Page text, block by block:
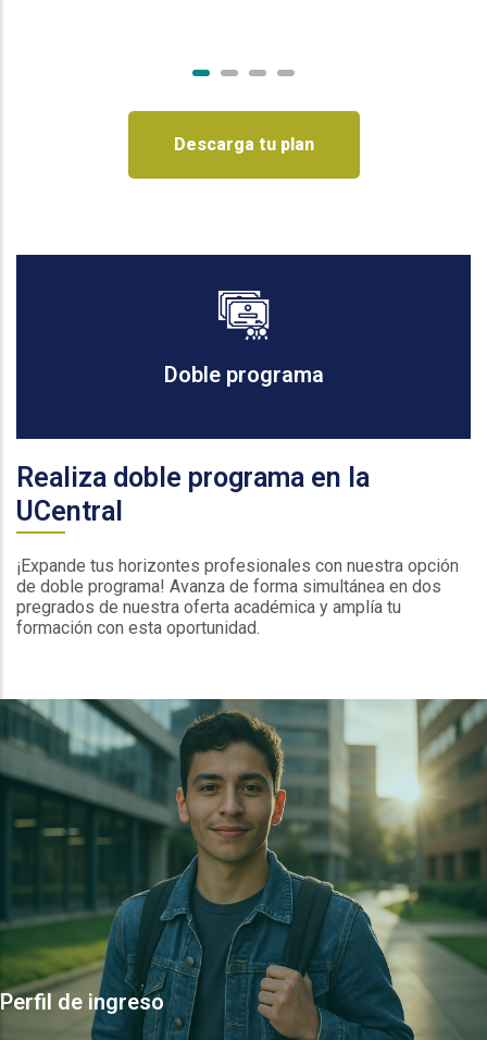
Descarga tu plan
Doble programa
Realiza doble programa en la
UCentral
¡Expande tus horizontes profesionales con nuestra opción
de doble programa! Avanza de forma simultánea en dos
pregrados de nuestra oferta académica y amplía tu
formación con esta oportunidad.
Perfil de ingreso